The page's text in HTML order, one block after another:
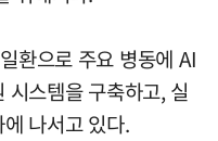
환으로 주요 병동에 AI
시스템을 구축하고, 실
나서고 있다.